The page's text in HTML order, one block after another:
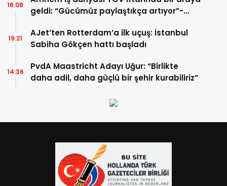
geldi: “Gücümüz paylaştıkça artıyor”-
16:08
AJet’ten Rotterdam’a ilk uçuş: İstanbul
Sabiha Gökçen hattı başladı
19:21
PvdA Maastricht Adayı Uğur: “Birlikte
daha adil, daha güçlü bir şehir kurabiliriz”
14:36